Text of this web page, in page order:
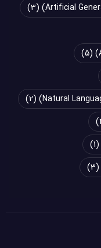
(3)
(5)
(2)
(1)
(3)